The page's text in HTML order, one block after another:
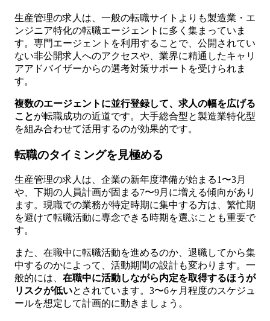
生産管理の求人は、一般の転職サイトよりも製造業・エ
ンジニア特化の転職エージェントに多く集まっていま
す。専門エージェントを利用することで、公開されてい
ない非公開求人へのアクセスや、業界に精通したキャリ
アアドバイザーからの選考対策サポートを受けられま
す。
複数のエージェントに並行登録して、求人の幅を広げる
ことが転職成功の近道です。大手総合型と製造業特化型
を組み合わせて活用するのが効果的です。
転職のタイミングを見極める
生産管理の求人は、企業の新年度準備が始まる1〜3月
や、下期の人員計画が固まる7〜9月に増える傾向があり
ます。現職での業務が特定時期に集中する方は、繁忙期
を避けて転職活動に専念できる時期を選ぶことも重要で
す。
また、在職中に転職活動を進めるのか、退職してから集
中するのかによって、活動期間の設計も変わります。一
般的には、 在職中に活動しながら内定を取得するほうが
リスクが低いとされています。3〜6ヶ月程度のスケジュ
ールを想定して計画的に動きましょう。